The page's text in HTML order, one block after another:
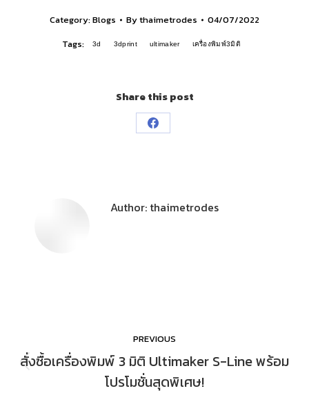
Category:Blogs Bythaimetrodes
04/07/2022
Tags:
3d 3dprint ultimaker เครื่องพิมพ์3มิติ
Share this post
Author: thaimetrodes
PREVIOUS
สั่งซื้อเครื่องพิมพ์ 3 มิติ Ultimaker S-Line พร้อม
โปรโมชั่นสุดพิเศษ!